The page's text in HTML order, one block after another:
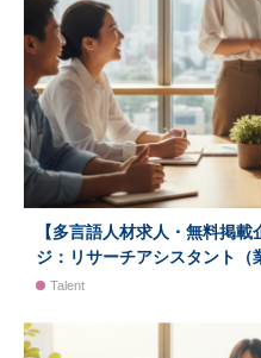
【多言語人材求人・無料掲
ジ：リサーチアシスタント（
Talent